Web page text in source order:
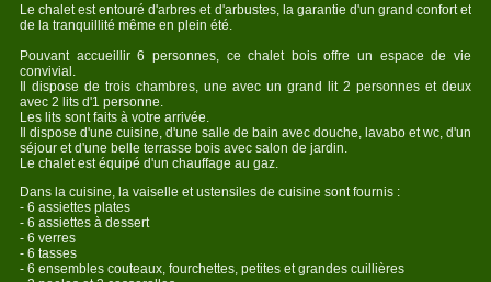
Le chalet est entouré d'arbres et d'arbustes, la garantie d'un grand confort et
de la tranquillité même en plein été.
Pouvant accueillir 6 personnes, ce chalet bois offre un espace de vie
convivial.
Il dispose de trois chambres, une avec un grand lit 2 personnes et deux
avec 2 lits d'1 personne.
Les lits sont faits à votre arrivée.
Il dispose d'une cuisine, d'une salle de bain avec douche, lavabo et wc, d'un
séjour et d'une belle terrasse bois avec salon de jardin.
Le chalet est équipé d'un chauffage au gaz.
Dans la cuisine, la vaiselle et ustensiles de cuisine sont fournis :
- 6 assiettes plates
- 6 assiettes à dessert
- 6 verres
- 6 tasses
- 6 ensembles couteaux, fourchettes, petites et grandes cuillières